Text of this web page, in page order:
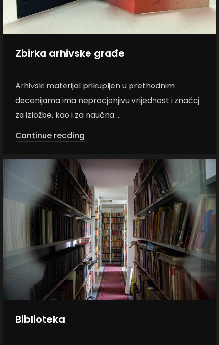
Zbirka arhivske građe
Arhivski materijal prikupljen u prethodnim
decenijama ima neprocjenjivu vrijednost i značaj
za izložbe, kao i za naučna ...
Continue reading
Biblioteka